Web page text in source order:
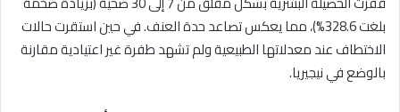
بلغت 328.6%)، مما يعكس تصاعد حدة العنف. في حين استقرت حالات
الاختطاف عند معدلاتها الطبيعية ولم تشهد طفرة غير اعتيادية مقارنة
بالوضع في نيجيريا.